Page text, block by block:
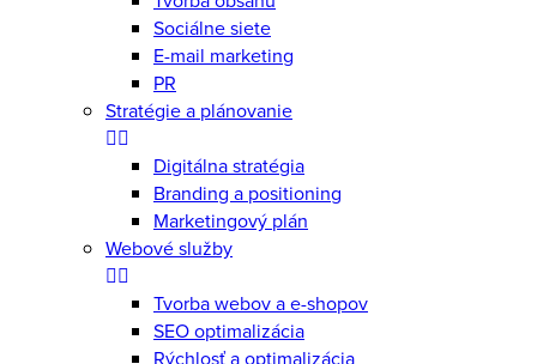
Sociálne siete
E-mail marketing
PR
Stratégie a plánovanie
Digitálna stratégia
Branding a positioning
Marketingový plán
Webové služby
Tvorba webov a e-shopov
SEO optimalizácia